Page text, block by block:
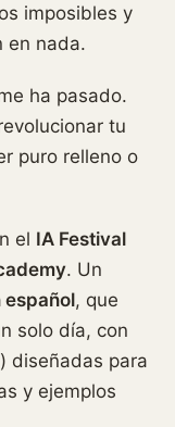
imposibles y
en nada.
ha pasado.
tu
puro relleno o
el IA Festival
. Un
español, que
solo día, con
diseñadas para
y ejemplos